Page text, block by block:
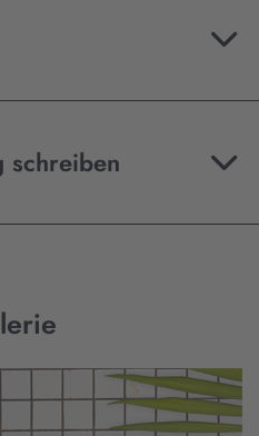
schreiben